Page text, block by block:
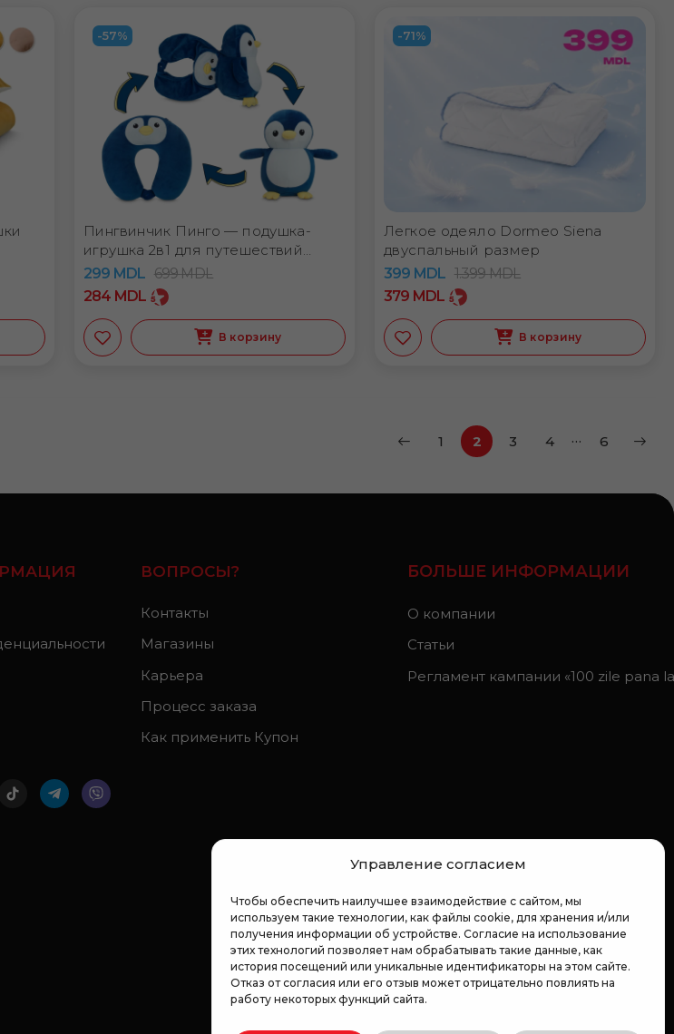
Управление согласием
Чтобы обеспечить наилучшее взаимодействие с сайтом, мы
используем такие технологии, как файлы cookie, для хранения и/или
получения информации об устройстве. Согласие на использование
этих технологий позволяет нам обрабатывать такие данные, как
история посещений или уникальные идентификаторы на этом сайте.
Отказ от согласия или его отзыв может отрицательно повлиять на
работу некоторых функций сайта.
-57%
Пингвинчик Пинго — подушка-
игрушка 2в1 для путешествий
Dormeo
299 MDL 699MDL
284 MDL
В корзину
-71%
Легкое одеяло Dormeo Siena
двуспальный размер
399 MDL 1.399MDL
379 MDL
В корзину
1 2 3 4 … 6
ВОПРОСЫ?
Контакты
Магазины
Карьера
Процесс заказа
Как применить Купон
БОЛЬШЕ ИНФОРМАЦИИ
О компании
Статьи
Регламент кампании «100 zile pana la